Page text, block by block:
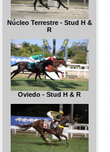
Núcleo Terrestre - Stud H &
R
Oviedo - Stud H & R